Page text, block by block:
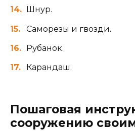
Шнур.
Саморезы и гвозди.
Рубанок.
Карандаш.
Пошаговая
сооружению